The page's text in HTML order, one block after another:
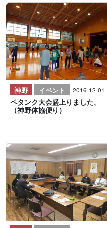
神野 イベント 2016-12-01
ペタンク大会盛上りました。
（神野体協便り）